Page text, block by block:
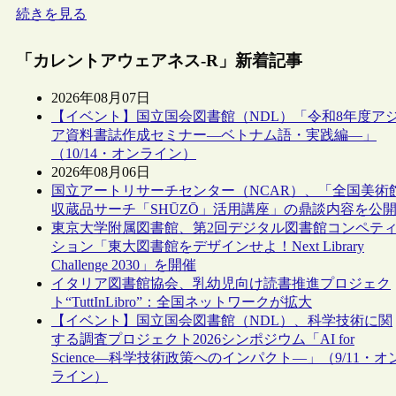
続きを見る
「カレントアウェアネス-R」新着記事
2026年08月07日
【イベント】国立国会図書館（NDL）「令和8年度ア
ア資料書誌作成セミナー―ベトナム語・実践編―」
（10/14・オンライン）
2026年08月06日
国立アートリサーチセンター（NCAR）、「全国美術
収蔵品サーチ「SHŪZŌ」活用講座」の鼎談内容を公開
東京大学附属図書館、第2回デジタル図書館コンペティ
ション「東大図書館をデザインせよ！Next Library
Challenge 2030」を開催
イタリア図書館協会、乳幼児向け読書推進プロジェク
ト“TuttInLibro”：全国ネットワークが拡大
【イベント】国立国会図書館（NDL）、科学技術に関
する調査プロジェクト2026シンポジウム「AI for
Science―科学技術政策へのインパクト―」（9/11・オ
ライン）